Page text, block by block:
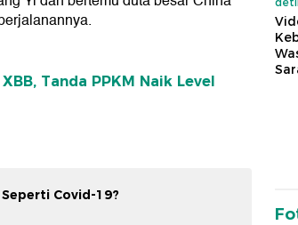
Tanda PPKM Naik Level
Covid-19?